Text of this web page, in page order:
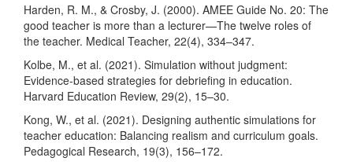
Harden, R. M., & Crosby, J. (2000). AMEE Guide No. 20: The
good teacher is more than a lecturer—The twelve roles of
the teacher. Medical Teacher, 22(4), 334–347.
Kolbe, M., et al. (2021). Simulation without judgment:
Evidence-based strategies for debriefing in education.
Harvard Education Review, 29(2), 15–30.
Kong, W., et al. (2021). Designing authentic simulations for
teacher education: Balancing realism and curriculum goals.
Pedagogical Research, 19(3), 156–172.